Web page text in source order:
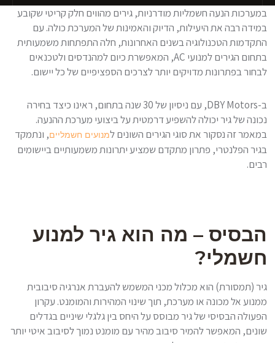
במערכות הנעה חשמליות מודרניות, גירים מהווים חלק קריטי שקובע
במידה רבה את היעילות, הדיוק והאמינות של המערכת כולה. עם
התקדמות הטכנולוגיה בשנים האחרונות, חלה התפתחות משמעותית
בתחום הגירים למנועי AC, המאפשרת כיום למהנדסים ולטכנאים
לבחור בפתרונות מדויקים יותר לצרכים הספציפיים של כל יישום.
ב-DBY Motors, עם ניסיון של 30 שנה בתחום, ראינו כיצד בחירה
נכונה של גיר יכולה להשפיע דרמטית על ביצועי מערכת ההנעה.
במאמר זה נסקור את סוגי הגירים השונים למנועים חשמליים, ונתמקד
בגיר הפלנטרי, פתרון מתקדם שמציע יתרונות משמעותיים ביישומים
רבים.
הבסיס – מה הוא גיר למנוע
חשמלי?
גיר (תמסורת) הוא מכלול מכני המשמש להעברת אנרגיה סיבובית
ממנוע אל מכונה או מערכת, תוך שינוי המהירות והמומנט. עקרון
הפעולה הבסיסי של גיר מבוסס על היחס בין גלגלי שיניים בגדלים
שונים, המאפשר להמיר סיבוב מהיר עם מומנט נמוך לסיבוב איטי יותר